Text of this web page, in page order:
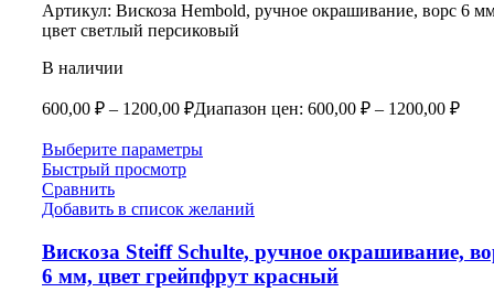
Артикул: Вискоза Hembold, ручное окрашивание, ворс 6
цвет светлый персиковый
В наличии
600,00 ₽ – 1200,00 ₽Диапазон цен: 600,00 ₽ – 1200,00 ₽
Выберите параметры
Быстрый просмотр
Сравнить
Добавить в список желаний
Вискоза Steiff Schulte, ручное окрашивание,
6 мм, цвет грейпфрут красный